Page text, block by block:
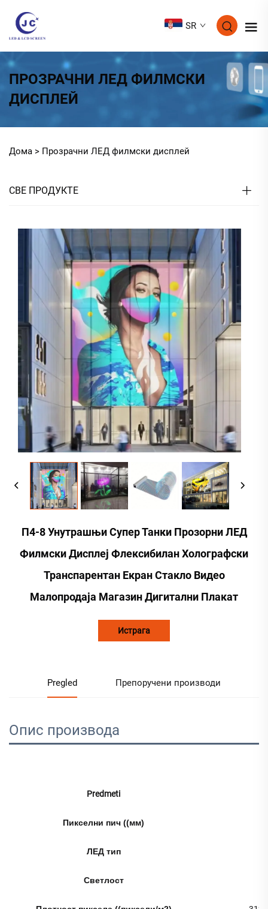
SR
ПРОЗРАЧНИ ЛЕД ФИЛМСКИ
ДИСПЛЕЙ
Дома > Прозрачни ЛЕД филмски дисплей
СВЕ ПРОДУКТЕ
П4-8 Унутрашњи Супер Танки Прозорни ЛЕД
Филмски Дисплеј Флексибилан Холографски
Транспарентан Екран Стакло Видео
Малопродаја Магазин Дигитални Плакат
Истрага
Pregled Препоручени производи
Опис производа
Predmeti
Пикселни пич ((мм)
ЛЕД тип
Светлост